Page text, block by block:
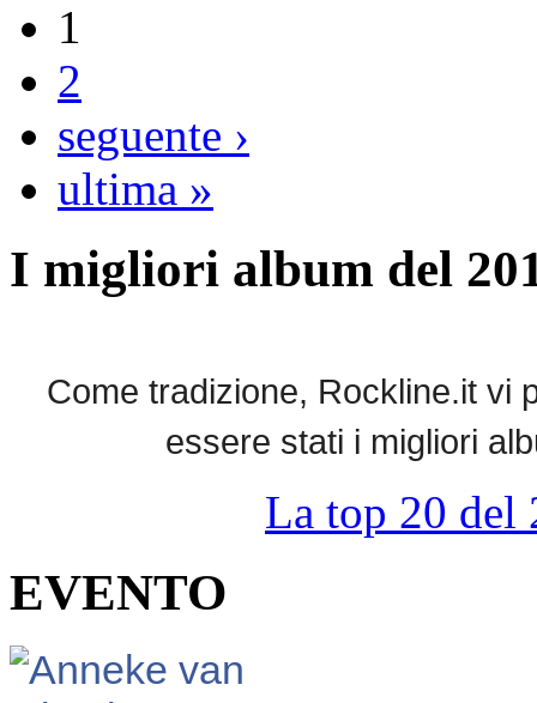
1
2
seguente ›
ultima »
I migliori album del
Come tradizione, Rockline.it vi
essere stati i migliori
La top 20
EVENTO